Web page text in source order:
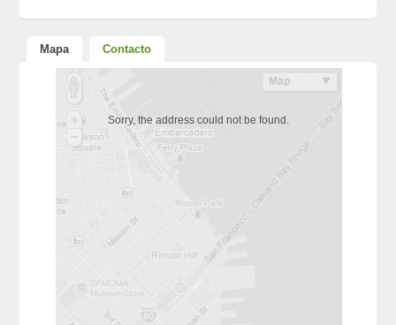
Mapa Contacto
Sorry, the address could not be found.